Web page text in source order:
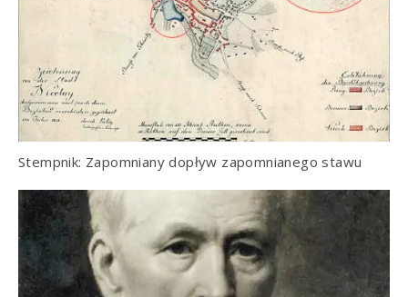
Stempnik: Zapomniany dopływ zapomnianego stawu